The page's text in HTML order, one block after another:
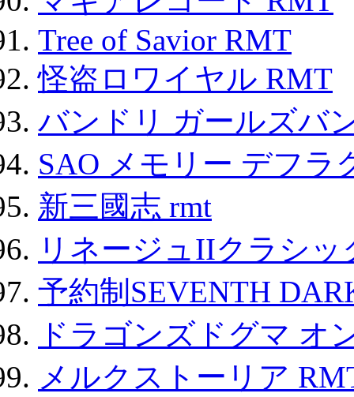
Tree of Savior RMT
怪盗ロワイヤル RMT
バンドリ ガールズバ
SAO メモリー デフラ
新三國志 rmt
リネージュIIクラシ
予約制SEVENTH
ドラゴンズドグマ オ
メルクストーリア